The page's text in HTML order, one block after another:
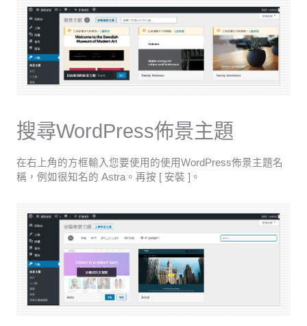
搜尋WordPress佈景主題
在右上角的方框輸入您要使用的使用WordPress佈景主題名
稱，例如很知名的 Astra。再按 [ 安裝 ]。